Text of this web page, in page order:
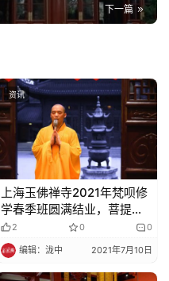
下一篇
资讯
上海玉佛禅寺2021年梵呗修
学春季班圆满结业，菩提种
子已经洒在心中
2 0 0
编辑：泷中 2021年7月10日